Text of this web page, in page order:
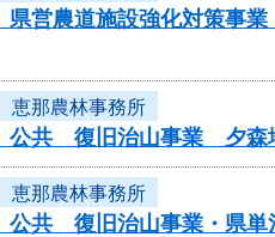
県営農道施設強化対策
恵那農林事務所
公共 復旧治山事業 夕森
恵那農林事務所
公共 復旧治山事業・県